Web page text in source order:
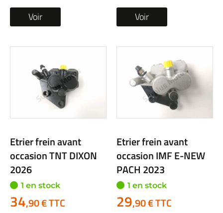
Voir Voir
Etrier frein avant
occasion TNT DIXON
2026
1 en stock
34,90 € TTC
Etrier frein avant
occasion IMF E-NEW
PACH 2023
1 en stock
29,90 € TTC